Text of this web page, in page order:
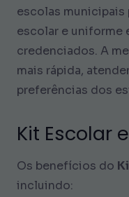
escolas municipais
escolar e uniforme
credenciados. A
mais rápida,
preferências dos
Kit Escolar
Os benefícios do
incluindo: